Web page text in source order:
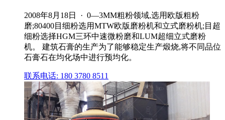
2008年8月18日 · 0—3MM粗粉领域,选用欧版粗粉
磨;80400目细粉选用MTW欧版磨粉机和立式磨粉机;目超
细粉选择HGM三环中速微粉磨和LUM超细立式磨粉
机。 建筑石膏的生产为了能够稳定生产煅烧,将不同品位
石膏石在均化场中进行预均化。
联系电话: 180 3780 8511